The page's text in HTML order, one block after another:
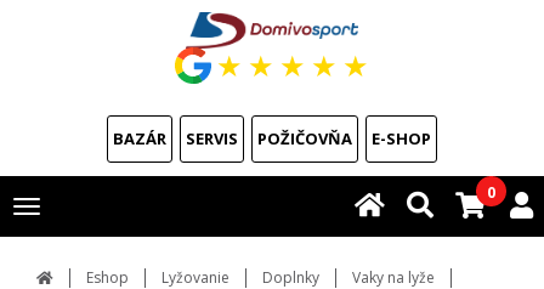
★ ★ ★ ★ ★
BAZÁR SERVIS POŽIČOVŇA E-SHOP
Toggle
navigation
0
Eshop Lyžovanie Doplnky
Vaky na lyže